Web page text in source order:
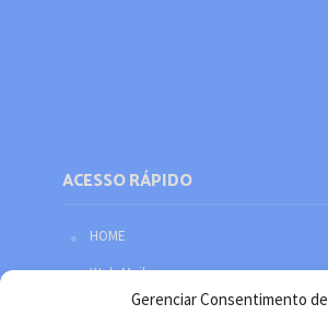
Gerenciar Consentimento de
ACESSO RÁPIDO
HOME
Web Mail
Política de privacidade